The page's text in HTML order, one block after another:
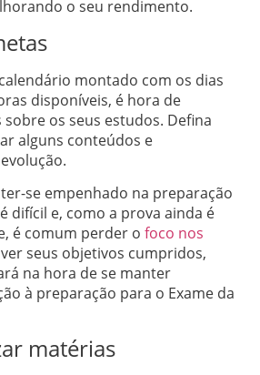
o seu rendimento.
montado com os dias
disponíveis, é hora de
os seus estudos. Defina
alguns conteúdos e
se empenhado na preparação
difícil e, como a prova ainda é
é comum perder o foco nos
seus objetivos cumpridos,
na hora de se manter
à preparação para o Exame da
matérias